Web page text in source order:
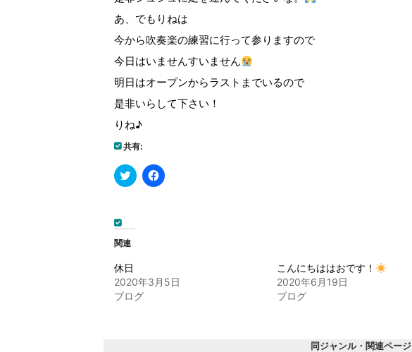
あ、でもりねは
今から吹奏楽の練習に行って参りますので
今日はいませんすいません
明日はオープンからラストまでいるので
是非いらして下さい！
りね♪
共有:
ク
リ
Twitter
(新
し
い
ウ
ィ
Facebook
で
し
関連
休日
2020年3月5日
ブログ
こんにちははおです！
2020年6月19日
ブログ
同ジャンル・関連ページ